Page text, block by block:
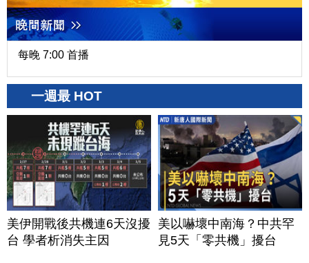
每晚 7:00 首播
一週最 HOT
美伊開戰後共機連6天沒擾
台 學者析消失主因
美以嚇壞中南海？中共罕
見5天「零共機」擾台